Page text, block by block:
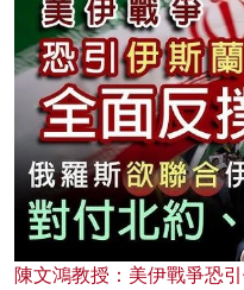
陳文鴻教授：美伊戰爭恐